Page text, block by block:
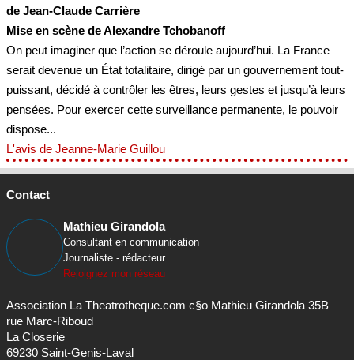
de Jean-Claude Carrière
Mise en scène de Alexandre Tchobanoff
On peut imaginer que l’action se déroule aujourd’hui. La France
serait devenue un État totalitaire, dirigé par un gouvernement tout-
puissant, décidé à contrôler les êtres, leurs gestes et jusqu’à leurs
pensées. Pour exercer cette surveillance permanente, le pouvoir
dispose...
L'avis de Jeanne-Marie Guillou
Contact
Mathieu Girandola
Consultant en communication
Journaliste - rédacteur
Rejoignez mon réseau
Association La Theatrotheque.com c§o Mathieu Girandola 35B
rue Marc-Riboud
La Closerie
69230 Saint-Genis-Laval